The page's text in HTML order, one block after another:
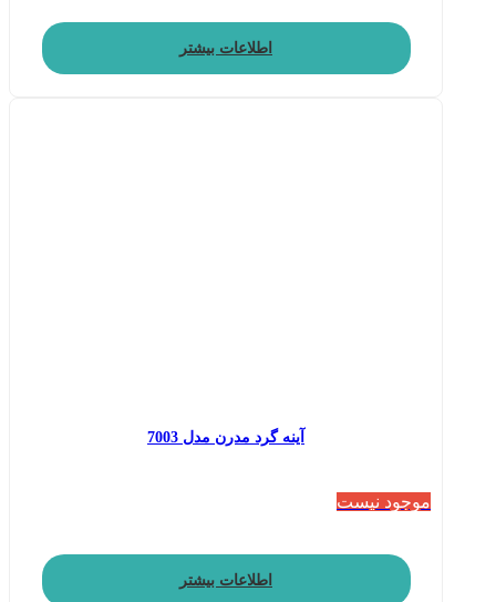
اطلاعات بیشتر
آینه گرد مدرن مدل 7003
موجود نیست
اطلاعات بیشتر